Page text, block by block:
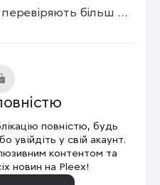
перевіряють більш
посилання на
37%.
на відео- та
опитаних. На
зору на подію — 34%.
повністю, будь
увійдіть у свій акаунт.
контентом та
новин на Pleex!